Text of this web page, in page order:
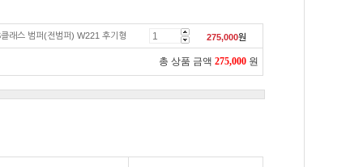
래스 범퍼(전범퍼) W221 후기형 275,000원
총 상품 금액 275,000 원